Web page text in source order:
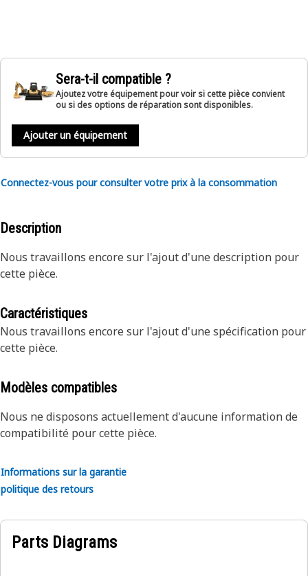
Sera-t-il compatible ?
Ajoutez votre équipement pour voir si cette pièce convient
ou si des options de réparation sont disponibles.
Ajouter un équipement
Connectez-vous pour consulter votre prix à la consommation
Description
Nous travaillons encore sur l'ajout d'une description pour
cette pièce.
Caractéristiques
Nous travaillons encore sur l'ajout d'une spécification pour
cette pièce.
Modèles compatibles
Nous ne disposons actuellement d'aucune information de
compatibilité pour cette pièce.
Informations sur la garantie
politique des retours
Parts Diagrams